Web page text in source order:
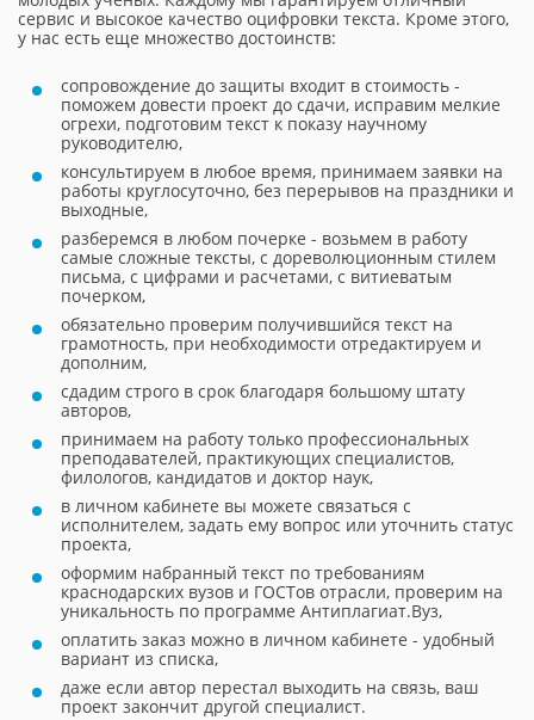
сервис и высокое качество оцифровки текста. Кроме этого,
у нас есть еще множество достоинств:
сопровождение до защиты входит в стоимость -
поможем довести проект до сдачи, исправим мелкие
огрехи, подготовим текст к показу научному
руководителю,
консультируем в любое время, принимаем заявки на
работы круглосуточно, без перерывов на праздники и
выходные,
разберемся в любом почерке - возьмем в работу
самые сложные тексты, с дореволюционным стилем
письма, с цифрами и расчетами, с витиеватым
почерком,
обязательно проверим получившийся текст на
грамотность, при необходимости отредактируем и
дополним,
сдадим строго в срок благодаря большому штату
авторов,
принимаем на работу только профессиональных
преподавателей, практикующих специалистов,
филологов, кандидатов и доктор наук,
в личном кабинете вы можете связаться с
исполнителем, задать ему вопрос или уточнить статус
проекта,
оформим набранный текст по требованиям
краснодарских вузов и ГОСТов отрасли, проверим на
уникальность по программе Антиплагиат.Вуз,
оплатить заказ можно в личном кабинете - удобный
вариант из списка,
даже если автор перестал выходить на связь, ваш
проект закончит другой специалист.